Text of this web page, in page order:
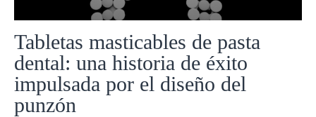
Tabletas masticables de pasta
dental: una historia de éxito
impulsada por el diseño del
punzón